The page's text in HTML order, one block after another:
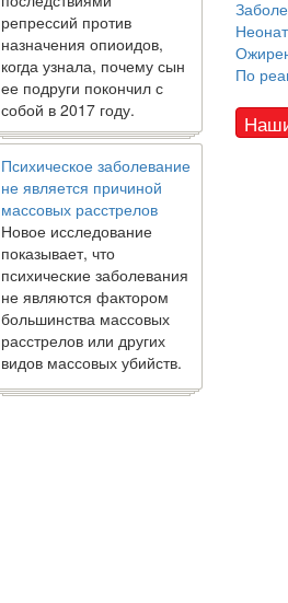
репрессий против
назначения опиоидов,
когда узнала, почему сын
ее подруги покончил с
собой в 2017 году.
Психическое заболевание
не является причиной
массовых расстрелов
Новое исследование
показывает, что
психические заболевания
не являются фактором
большинства массовых
расстрелов или других
видов массовых убийств.
По